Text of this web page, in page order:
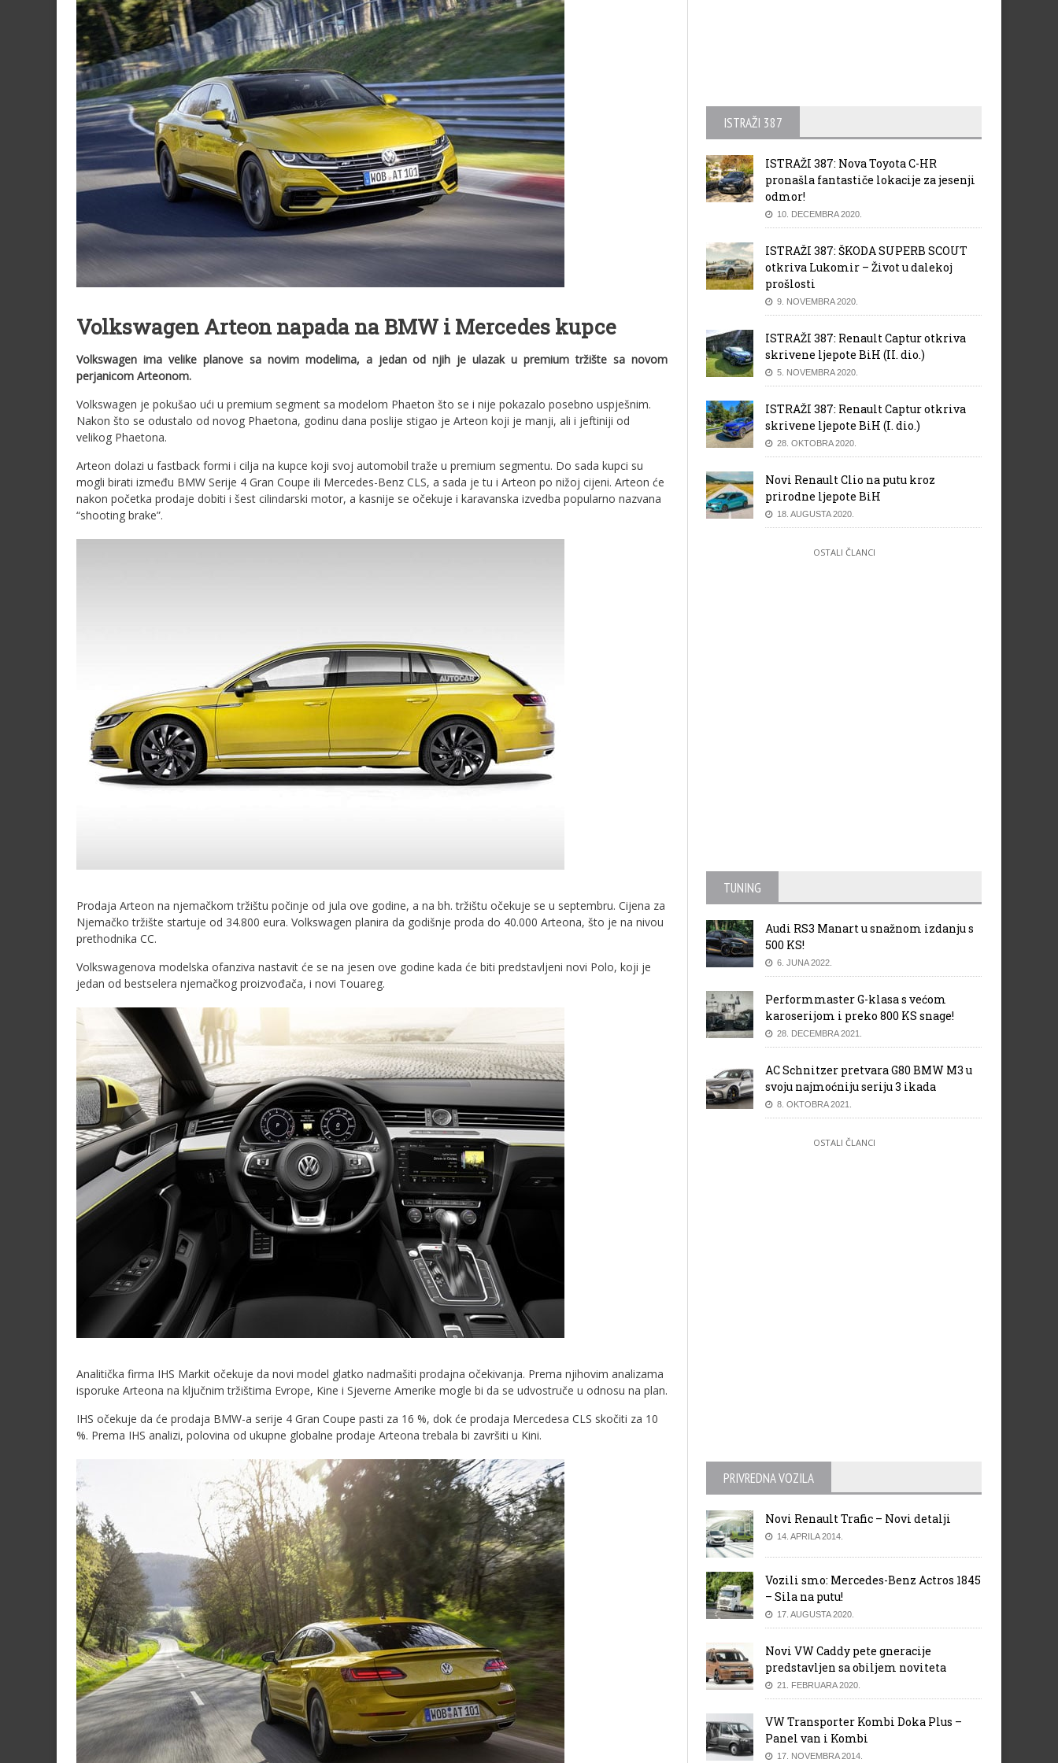
Volkswagen Arteon napada na BMW i Mercedes kupce
Volkswagen ima velike planove sa novim modelima, a jedan od njih je ulazak u premium tržište sa novom
perjanicom Arteonom.
Volkswagen je pokušao ući u premium segment sa modelom Phaeton što se i nije pokazalo posebno uspješnim.
Nakon što se odustalo od novog Phaetona, godinu dana poslije stigao je Arteon koji je manji, ali i jeftiniji od
velikog Phaetona.
Arteon dolazi u fastback formi i cilja na kupce koji svoj automobil traže u premium segmentu. Do sada kupci su
mogli birati između BMW Serije 4 Gran Coupe ili Mercedes-Benz CLS, a sada je tu i Arteon po nižoj cijeni. Arteon će
nakon početka prodaje dobiti i šest cilindarski motor, a kasnije se očekuje i karavanska izvedba popularno nazvana
“shooting brake”.
Prodaja Arteon na njemačkom tržištu počinje od jula ove godine, a na bh. tržištu očekuje se u septembru. Cijena za
Njemačko tržište startuje od 34.800 eura. Volkswagen planira da godišnje proda do 40.000 Arteona, što je na nivou
prethodnika CC.
Volkswagenova modelska ofanziva nastavit će se na jesen ove godine kada će biti predstavljeni novi Polo, koji je
jedan od bestselera njemačkog proizvođača, i novi Touareg.
Analitička firma IHS Markit očekuje da novi model glatko nadmašiti prodajna očekivanja. Prema njihovim analizama
isporuke Arteona na ključnim tržištima Evrope, Kine i Sjeverne Amerike mogle bi da se udvostruče u odnosu na plan.
IHS očekuje da će prodaja BMW-a serije 4 Gran Coupe pasti za 16 %, dok će prodaja Mercedesa CLS skočiti za 10
%. Prema IHS analizi, polovina od ukupne globalne prodaje Arteona trebala bi završiti u Kini.
ISTRAŽI 387
ISTRAŽI 387: Nova Toyota C-HR
pronašla fantastiče lokacije za jesenji
odmor!
10. DECEMBRA 2020.
ISTRAŽI 387: ŠKODA SUPERB SCOUT
otkriva Lukomir – Život u dalekoj
prošlosti
9. NOVEMBRA 2020.
ISTRAŽI 387: Renault Captur otkriva
skrivene ljepote BiH (II. dio.)
5. NOVEMBRA 2020.
ISTRAŽI 387: Renault Captur otkriva
skrivene ljepote BiH (I. dio.)
28. OKTOBRA 2020.
Novi Renault Clio na putu kroz
prirodne ljepote BiH
18. AUGUSTA 2020.
OSTALI ČLANCI
TUNING
Audi RS3 Manart u snažnom izdanju s
500 KS!
6. JUNA 2022.
Performmaster G-klasa s većom
karoserijom i preko 800 KS snage!
28. DECEMBRA 2021.
AC Schnitzer pretvara G80 BMW M3 u
svoju najmoćniju seriju 3 ikada
8. OKTOBRA 2021.
OSTALI ČLANCI
PRIVREDNA VOZILA
Novi Renault Trafic – Novi detalji
14. APRILA 2014.
Vozili smo: Mercedes-Benz Actros 1845
– Sila na putu!
17. AUGUSTA 2020.
Novi VW Caddy pete gneracije
predstavljen sa obiljem noviteta
21. FEBRUARA 2020.
VW Transporter Kombi Doka Plus –
Panel van i Kombi
17. NOVEMBRA 2014.